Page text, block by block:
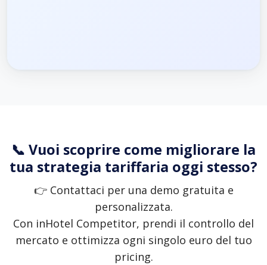
📞 Vuoi scoprire come migliorare la
tua strategia tariffaria oggi stesso?
👉 Contattaci per una demo gratuita e
personalizzata.
Con inHotel Competitor, prendi il controllo del
mercato e ottimizza ogni singolo euro del tuo
pricing.